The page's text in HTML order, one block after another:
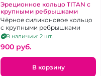
Эреционное кольцо TITAN с
крупными ребрышками
Чёрное силиконовое кольцо
с крупными ребрышками
В наличии: 2 шт.
900 pуб.
В корзину